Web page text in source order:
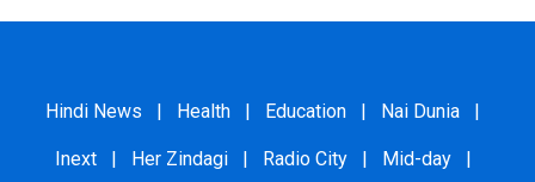
Hindi News | Health | Education | Nai Dunia |
Inext | Her Zindagi | Radio City | Mid-day |